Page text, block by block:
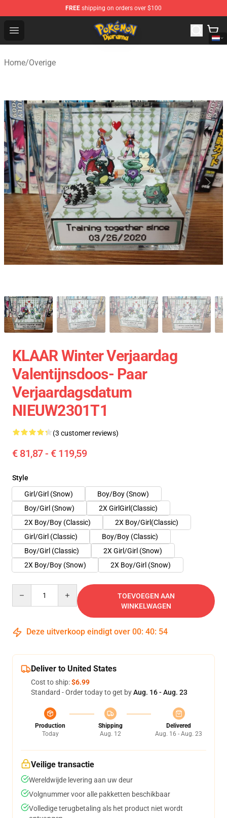
FREE shipping on orders over $100
Open menu
Pokemon Diorama Shop - The Best Store of Pokemon
Home/Overige
KLAAR Winter Verjaardag
Valentijnsdoos- Paar
Verjaardagsdatum
NIEUW2301T1
(3 customer reviews)
€ 81,87 - € 119,59
Style
Girl/Girl (Snow)
Boy/Boy (Snow)
Boy/Girl (Snow)
2X GirlGirl(Classic)
2X Boy/Boy (Classic)
2X Boy/Girl(Classic)
Girl/Girl (Classic)
Boy/Boy (Classic)
Boy/Girl (Classic)
2X Girl/Girl (Snow)
2X Boy/Boy (Snow)
2X Boy/Girl (Snow)
TOEVOEGEN AAN
WINKELWAGEN
Deze uitverkoop eindigt over 00: 40: 54
Deliver to United States
Cost to ship:$6.99
Standard - Order today to get byAug. 16 - Aug. 23
Production
Today
Shipping
Aug. 12
Delivered
Aug. 16 - Aug. 23
Veilige transactie
Wereldwijde levering aan uw deur
Volgnummer voor alle pakketten beschikbaar
Volledige terugbetaling als het product niet wordt